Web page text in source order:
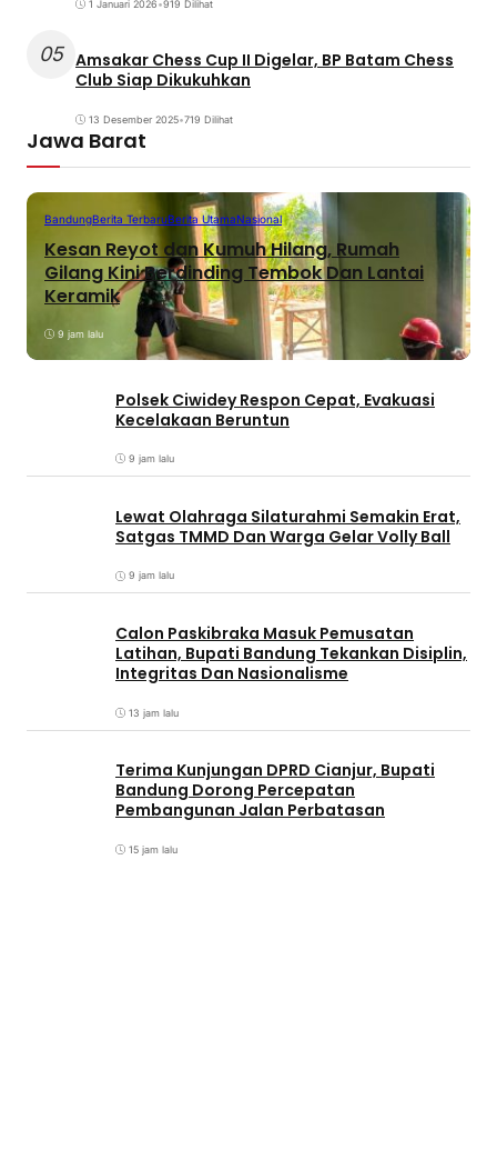
1 Januari 2026•919 Dilihat
05 Amsakar Chess Cup II Digelar, BP Batam Chess
Club Siap Dikukuhkan
13 Desember 2025•719 Dilihat
Jawa Barat
BandungBerita TerbaruBerita UtamaNasional
Kesan Reyot dan Kumuh Hilang, Rumah
Gilang Kini Berdinding Tembok Dan Lantai
Keramik
9 jam lalu
Polsek Ciwidey Respon Cepat, Evakuasi
Kecelakaan Beruntun
9 jam lalu
Lewat Olahraga Silaturahmi Semakin Erat,
Satgas TMMD Dan Warga Gelar Volly Ball
9 jam lalu
Calon Paskibraka Masuk Pemusatan
Latihan, Bupati Bandung Tekankan Disiplin,
Integritas Dan Nasionalisme
13 jam lalu
Terima Kunjungan DPRD Cianjur, Bupati
Bandung Dorong Percepatan
Pembangunan Jalan Perbatasan
15 jam lalu